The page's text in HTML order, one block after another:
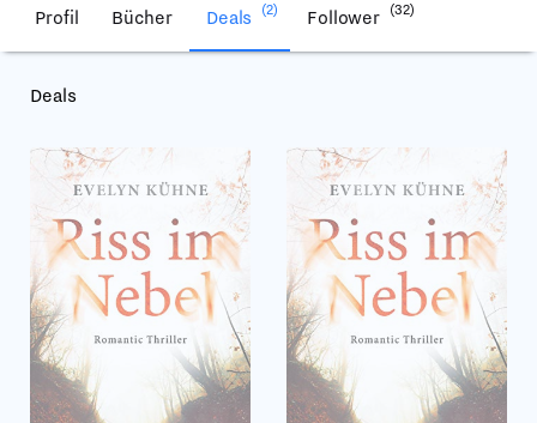
Profil Bücher Deals (2) Follower (32)
Deals